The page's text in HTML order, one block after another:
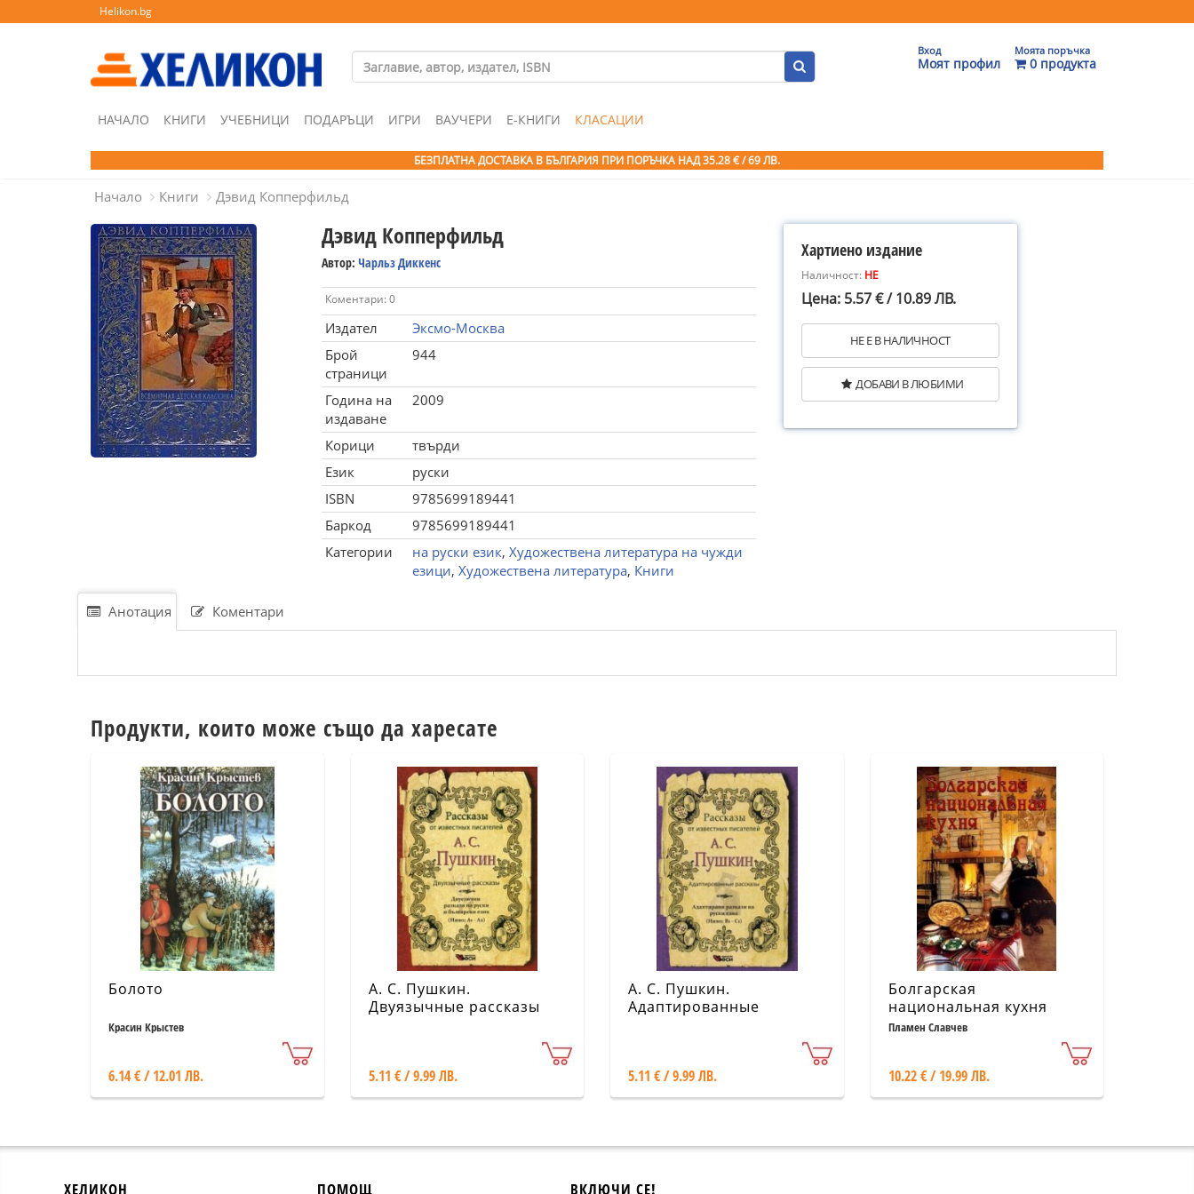
Helikon.bg
Вход
Моят профил
Моята поръчка
0 продукта
НАЧАЛО КНИГИ УЧЕБНИЦИ ПОДАРЪЦИ ИГРИ ВАУЧЕРИ Е-КНИГИ КЛАСАЦИИ
БЕЗПЛАТНА ДОСТАВКА В БЪЛГАРИЯ ПРИ ПОРЪЧКА НАД 35.28 € / 69 ЛВ.
Начало Книги Дэвид Копперфильд
Дэвид Копперфильд
Автор: Чарльз Диккенс
Коментари: 0
Издател
Эксмо-Москва
Брой
страници
944
Година на
издаване
2009
Корици
твърди
Език
руски
ISBN
9785699189441
Баркод
9785699189441
Категории
на руски език, Художествена литература на чужди
езици, Художествена литература, Книги
Хартиено издание
Наличност: НЕ
Цена: 5.57 € / 10.89 ЛВ.
НЕ Е В НАЛИЧНОСТ
ДОБАВИ В ЛЮБИМИ
Анотация Коментари
Продукти, които може също да харесате
Болото
Красин Крыстев
6.14 € / 12.01 ЛВ.
А. С. Пушкин.
Двуязычные рассказы
5.11 € / 9.99 ЛВ.
А. С. Пушкин.
Адаптированные
5.11 € / 9.99 ЛВ.
Болгарская
национальная кухня
Пламен Славчев
10.22 € / 19.99 ЛВ.
ХЕЛИКОН ПОМОЩ ВКЛЮЧИ СЕ!